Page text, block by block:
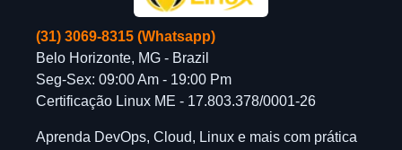
(31) 3069-8315 (Whatsapp)
Belo Horizonte, MG - Brazil
Seg-Sex: 09:00 Am - 19:00 Pm
Certificação Linux ME - 17.803.378/0001-26
Aprenda DevOps, Cloud, Linux e mais com prática